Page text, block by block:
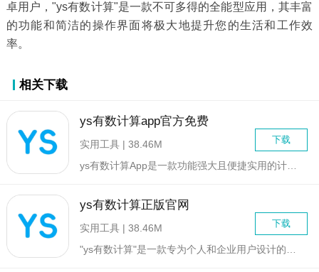
卓用户，"ys有数计算"是一款不可多得的全能型应用，其丰富
的功能和简洁的操作界面将极大地提升您的生活和工作效
率。
相关下载
ys有数计算app官方免费
下载
实用工具 | 38.46M
ys有数计算正版官网
下载
实用工具 | 38.46M